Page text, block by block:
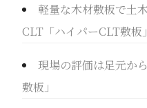
軽量な木材敷板で土
CLT「ハイパーCLT敷板」
現場の評価は足元か
敷板」